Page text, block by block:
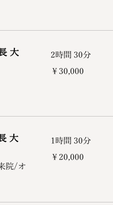
大
2時間 30分
円
￥30,000
大
院/オ
1時間 30分
円
￥20,000